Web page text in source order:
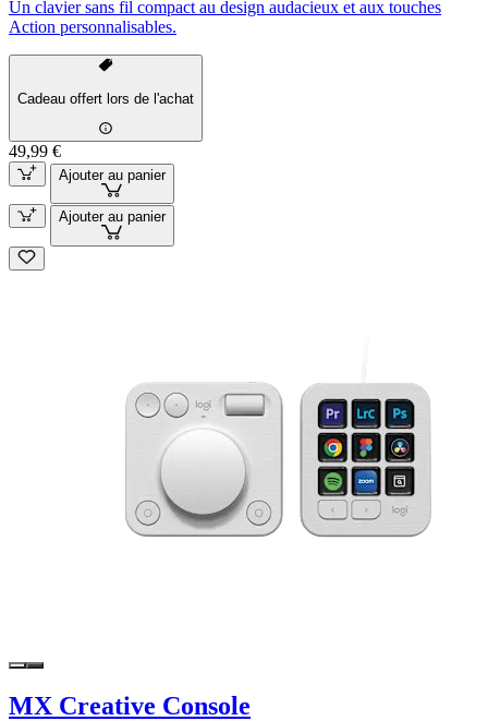
Un clavier sans fil compact au design audacieux et aux touches
Action personnalisables.
Cadeau offert lors de l'achat
49,99 €
Ajouter au panier
Ajouter au panier
MX Creative Console